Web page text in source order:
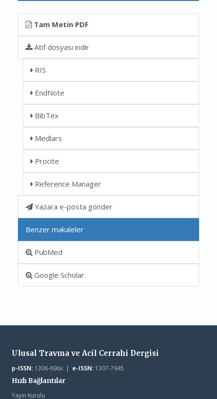
Tam Metin PDF
Atıf dosyası indir
RIS
EndNote
BibTex
Medlars
Procite
Reference Manager
Yazara e-posta gönder
Benzer makaleler
PubMed
Google Scholar
Ulusal Travma ve Acil Cerrahi Dergisi
p-ISSN:1306-696x | e-ISSN:1307-7945
Hızlı Bağlantılar
Yayın Kurulu